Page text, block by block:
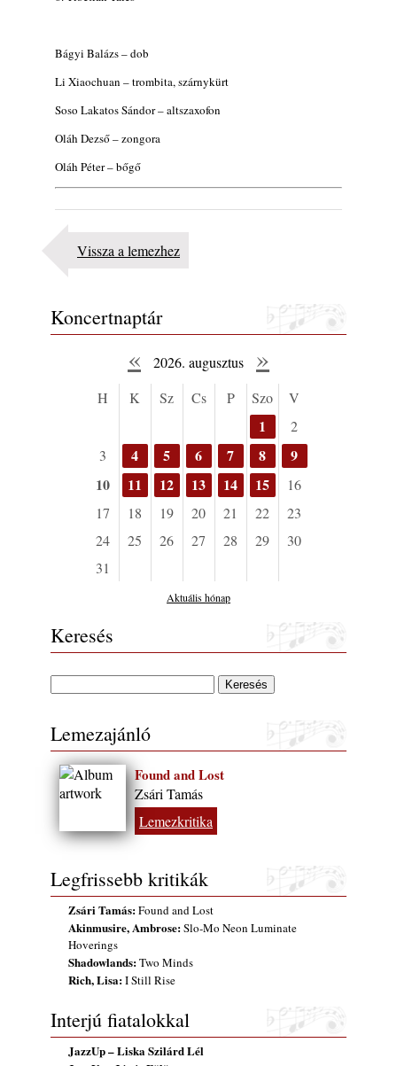
Bágyi Balázs – dob
Li Xiaochuan – trombita, szárnykürt
Soso Lakatos Sándor – altszaxofon
Oláh Dezső – zongora
Oláh Péter – bőgő
Vissza a lemezhez
Koncertnaptár
« 2026. augusztus »
H K Sz Cs P Szo V
1
2
3
4 5 6 7 8
9
10
11 12 13 14 15
16
17
18 19 20 21 22
23
24
25 26 27 28 29
30
31
Aktuális hónap
Keresés
Lemezajánló
Found and Lost
Zsári Tamás
Lemezkritika
Legfrissebb kritikák
Zsári Tamás:Found and Lost
Akinmusire, Ambrose:Slo-Mo Neon Luminate
Hoverings
Shadowlands:Two Minds
Rich, Lisa:I Still Rise
Interjú fiatalokkal
JazzUp – Liska Szilárd Lél